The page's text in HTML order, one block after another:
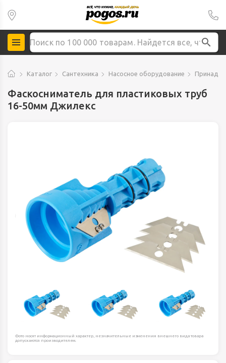
Каталог Сантехника Насосное оборудование
Фаскосниматель для пластиковых труб
16-50мм Джилекс
Фото носят информационный характер, незначительные изменения внешнего вида товара
допускаются производителем.